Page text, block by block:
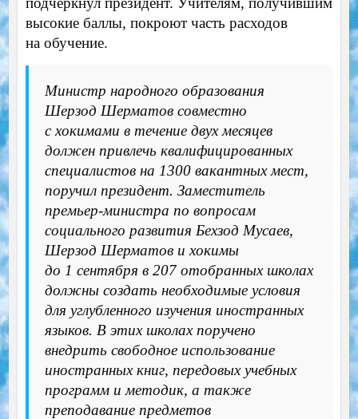
высокие баллы, покроют часть расходов
на обучение.
Министр народного образования
Шерзод Шерматов совместно
с хокимами в течение двух месяцев
должен привлечь квалифицированных
специалистов на 1300 вакантных мест,
поручил президент. Заместитель
премьер-министра по вопросам
социального развития Бехзод Мусаев,
Шерзод Шерматов и хокимы
до 1 сентября в 207 отобранных школах
должны создать необходимые условия
для углубленного изучения иностранных
языков. В этих школах поручено
внедрить свободное использование
иностранных книг, передовых учебных
программ и методик, а также
преподавание предметов